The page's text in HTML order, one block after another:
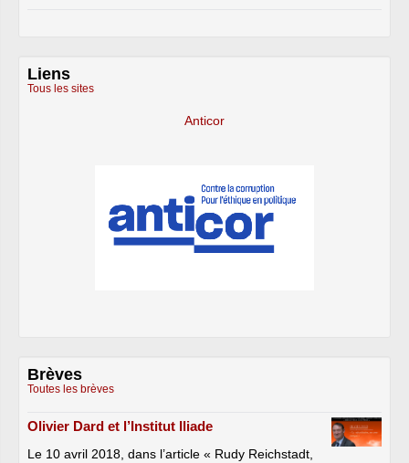
Liens
Tous les sites
Anticor
Brèves
Toutes les brèves
Olivier Dard et l’Institut Iliade
Le 10 avril 2018, dans l’article « Rudy Reichstadt,